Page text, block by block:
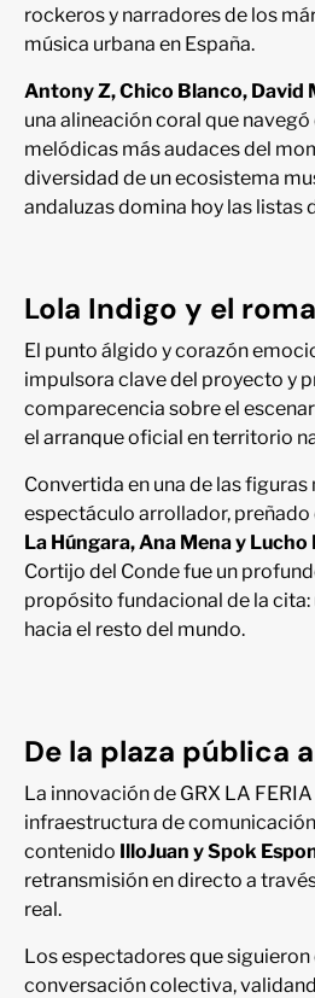
rockeros y narradores de los
música urbana en España.
Antony Z, Chico Blanco, David
una alineación coral que
melódicas más audaces del
diversidad de un ecosistema
andaluzas domina hoy las listas
Lola Indigo y el
El punto álgido y corazón
impulsora clave del proyecto y
comparecencia sobre el
el arranque oficial en territorio
Convertida en una de las
espectáculo arrollador,
La Húngara, Ana Mena y Lucho
Cortijo del Conde fue un
propósito fundacional de la
hacia el resto del mundo.
De la plaza pública
La innovación de GRX LA
infraestructura de
contenido IlloJuan y Spok
retransmisión en directo a
real.
Los espectadores que siguieron
conversación colectiva,